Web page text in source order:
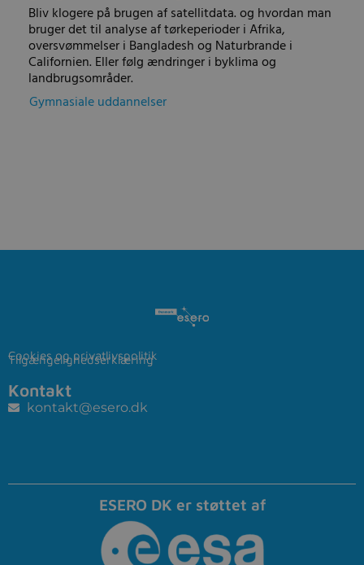
Bliv klogere på brugen af satellitdata. og hvordan man
bruger det til analyse af tørkeperioder i Afrika,
oversvømmelser i Bangladesh og Naturbrande i
Californien. Eller følg ændringer i byklima og
landbrugsområder.
Gymnasiale uddannelser
Cookies og privatlivspolitik
Tilgængelighedserklæring
Kontakt
kontakt@esero.dk
ESERO DK er støttet af